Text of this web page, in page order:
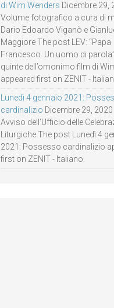
di Wim Wenders Dicembre 29,
Volume fotografico a cura di
Dario Edoardo Viganò e
Maggiore The post LEV: “Papa
Francesco. Un uomo di
quinte dell’omonimo film di
appeared first on ZENIT -
Lunedì 4 gennaio 2021:
cardinalizio Dicembre 29, 2020
Avviso dell’Ufficio delle
Liturgiche The post Lunedì 4
2021: Possesso cardinalizio
first on ZENIT - Italiano.